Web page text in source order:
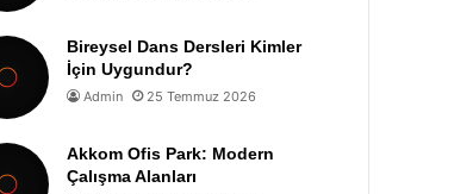
Bireysel Dans Dersleri Kimler
İçin Uygundur?
Admin 25 Temmuz 2026
Akkom Ofis Park: Modern
Çalışma Alanları